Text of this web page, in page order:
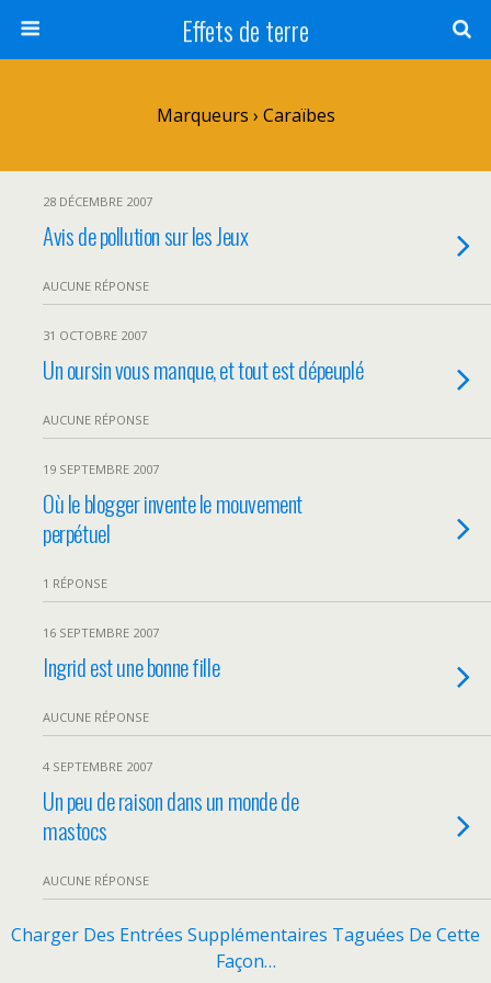
Effets de terre
Marqueurs › Caraïbes
28 DÉCEMBRE 2007
Avis de pollution sur les Jeux
AUCUNE RÉPONSE
31 OCTOBRE 2007
Un oursin vous manque, et tout est dépeuplé
AUCUNE RÉPONSE
19 SEPTEMBRE 2007
Où le blogger invente le mouvement
perpétuel
1 RÉPONSE
16 SEPTEMBRE 2007
Ingrid est une bonne fille
AUCUNE RÉPONSE
4 SEPTEMBRE 2007
Un peu de raison dans un monde de
mastocs
AUCUNE RÉPONSE
Charger Des Entrées Supplémentaires Taguées De Cette
Façon…